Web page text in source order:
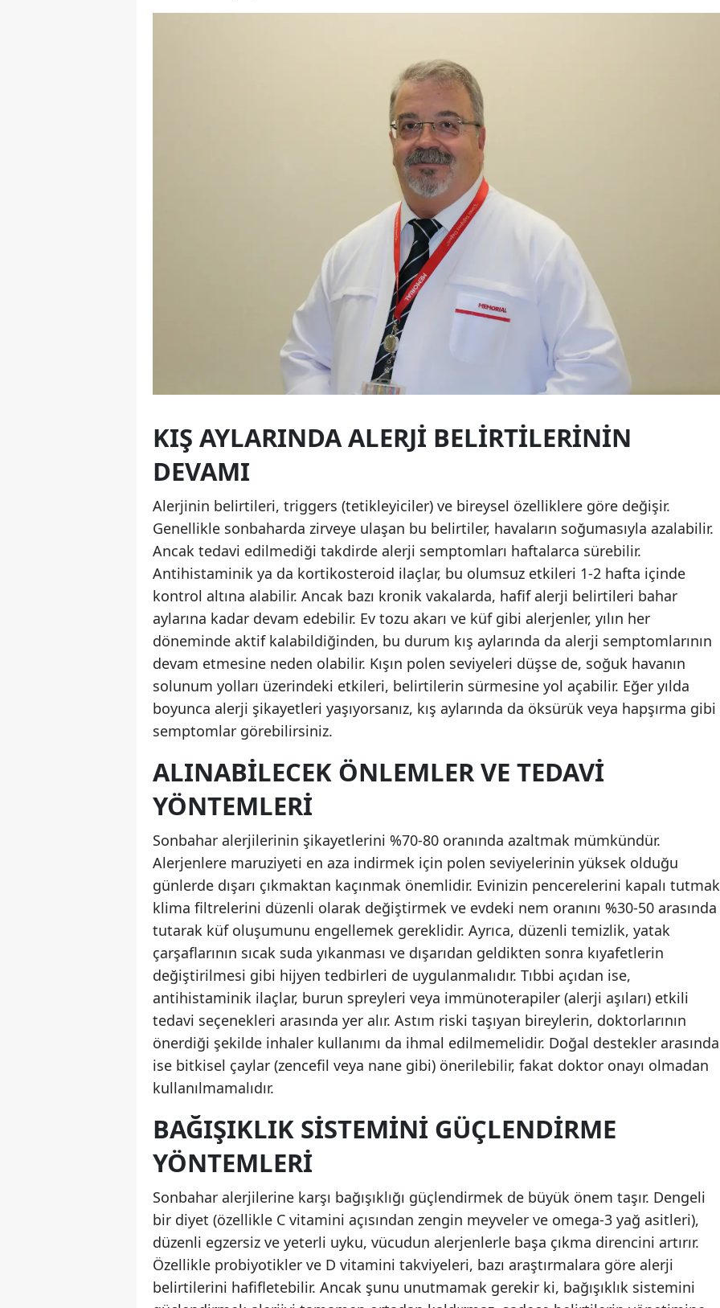
KIŞ AYLARINDA ALERJI BELIRTILERININ
DEVAMI
Alerjinin belirtileri, triggers (tetikleyiciler) ve bireysel özelliklere göre değişir.
Genellikle sonbaharda zirveye ulaşan bu belirtiler, havaların soğumasıyla azalabilir.
Ancak tedavi edilmediği takdirde alerji semptomları haftalarca sürebilir.
Antihistaminik ya da kortikosteroid ilaçlar, bu olumsuz etkileri 1-2 hafta içinde
kontrol altına alabilir. Ancak bazı kronik vakalarda, hafif alerji belirtileri bahar
aylarına kadar devam edebilir. Ev tozu akarı ve küf gibi alerjenler, yılın her
döneminde aktif kalabildiğinden, bu durum kış aylarında da alerji semptomlarının
devam etmesine neden olabilir. Kışın polen seviyeleri düşse de, soğuk havanın
solunum yolları üzerindeki etkileri, belirtilerin sürmesine yol açabilir. Eğer yılda
boyunca alerji şikayetleri yaşıyorsanız, kış aylarında da öksürük veya hapşırma gibi
semptomlar görebilirsiniz.
ALINABILECEK ÖNLEMLER VE TEDAVI
YÖNTEMLERI
Sonbahar alerjilerinin şikayetlerini %70-80 oranında azaltmak mümkündür.
Alerjenlere maruziyeti en aza indirmek için polen seviyelerinin yüksek olduğu
günlerde dışarı çıkmaktan kaçınmak önemlidir. Evinizin pencerelerini kapalı
klima filtrelerini düzenli olarak değiştirmek ve evdeki nem oranını %30-50 arasında
tutarak küf oluşumunu engellemek gereklidir. Ayrıca, düzenli temizlik, yatak
çarşaflarının sıcak suda yıkanması ve dışarıdan geldikten sonra kıyafetlerin
değiştirilmesi gibi hijyen tedbirleri de uygulanmalıdır. Tıbbi açıdan ise,
antihistaminik ilaçlar, burun spreyleri veya immünoterapiler (alerji aşıları) etkili
tedavi seçenekleri arasında yer alır. Astım riski taşıyan bireylerin, doktorlarının
önerdiği şekilde inhaler kullanımı da ihmal edilmemelidir. Doğal destekler arasında
ise bitkisel çaylar (zencefil veya nane gibi) önerilebilir, fakat doktor onayı olmadan
kullanılmamalıdır.
BAĞIŞIKLIK SISTEMINI GÜÇLENDIRME
YÖNTEMLERI
Sonbahar alerjilerine karşı bağışıklığı güçlendirmek de büyük önem taşır. Dengeli
bir diyet (özellikle C vitamini açısından zengin meyveler ve omega-3 yağ asitleri),
düzenli egzersiz ve yeterli uyku, vücudun alerjenlerle başa çıkma direncini artırır.
Özellikle probiyotikler ve D vitamini takviyeleri, bazı araştırmalara göre alerji
belirtilerini hafifletebilir. Ancak şunu unutmamak gerekir ki, bağışıklık sistemini